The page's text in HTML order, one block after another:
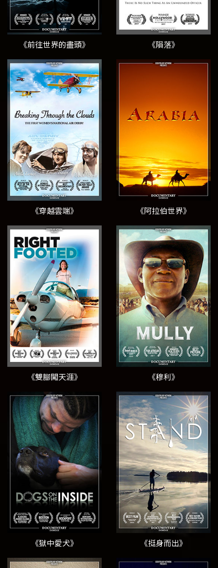
《前往世界的盡頭》 《隕落》
《穿越雲端》 《阿拉伯世界》
《雙腳闖天涯》 《穆利》
《獄中愛犬》 《挺身而出》